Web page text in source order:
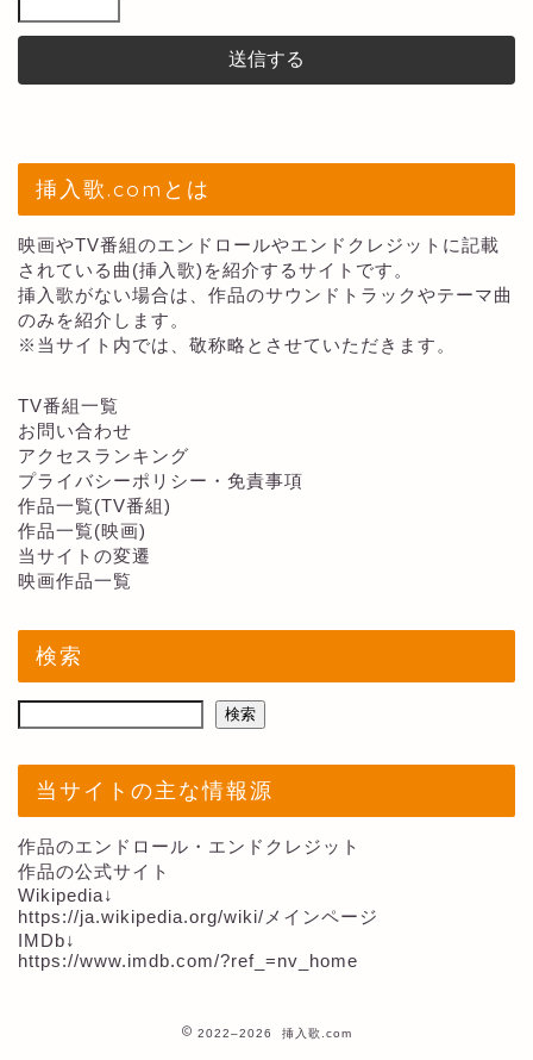
挿入歌.comとは
映画やTV番組のエンドロールやエンドクレジットに記載
されている曲(挿入歌)を紹介するサイトです。
挿入歌がない場合は、作品のサウンドトラックやテーマ曲
のみを紹介します。
※当サイト内では、敬称略とさせていただきます。
TV番組一覧
お問い合わせ
アクセスランキング
プライバシーポリシー・免責事項
作品一覧(TV番組)
作品一覧(映画)
当サイトの変遷
映画作品一覧
検索
検索
当サイトの主な情報源
作品のエンドロール・エンドクレジット
作品の公式サイト
Wikipedia↓
https://ja.wikipedia.org/wiki/メインページ
IMDb↓
https://www.imdb.com/?ref_=nv_home
2022–2026 挿入歌.com